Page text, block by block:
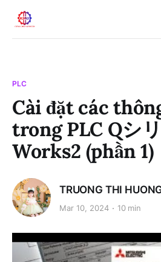
PLC
Cài đặt các
trong PLC Qシ
Works2 (phần 1)
TRUONG THI
Mar 10, 2024 10 min